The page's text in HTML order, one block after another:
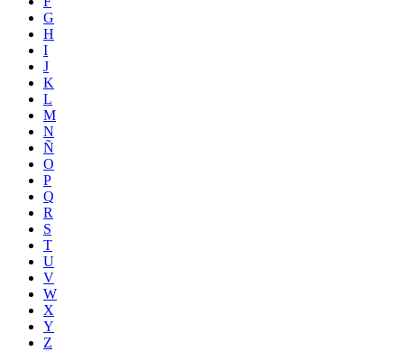
G
H
I
J
K
L
M
N
Ñ
O
P
Q
R
S
T
U
V
W
X
Y
Z